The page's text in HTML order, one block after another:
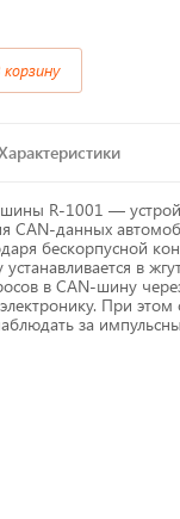
корзину
R-1001 —
CAN-данных
бескорпусной
в
в CAN-шину
При
за